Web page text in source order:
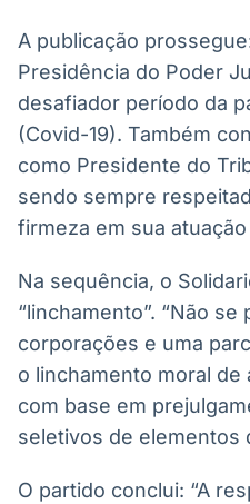
A publicação
Presidência do Poder
desafiador período da
(Covid-19). Também
como Presidente do
sendo sempre
firmeza em sua atuação
Na sequência, o
“linchamento”. “Não
corporações e uma
o linchamento moral de
com base em
seletivos de elementos
O partido conclui: “A